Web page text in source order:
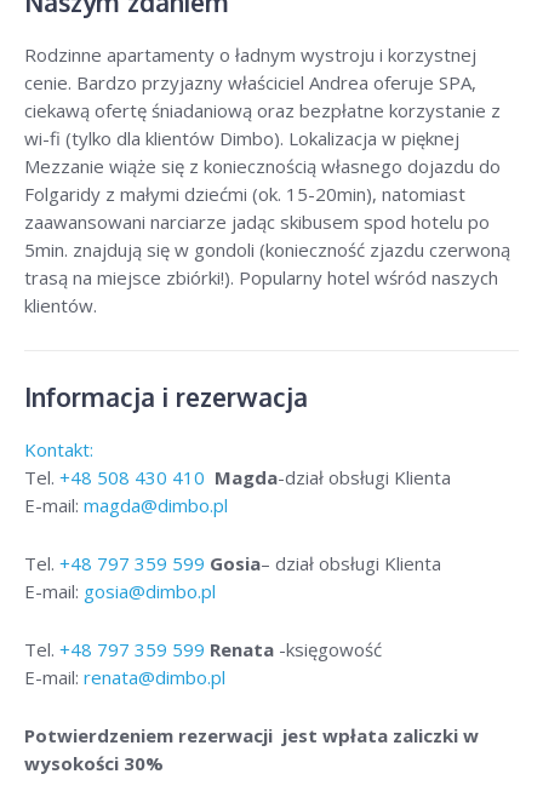
Rodzinne apartamenty o ładnym wystroju i korzystnej
cenie. Bardzo przyjazny właściciel Andrea oferuje SPA,
ciekawą ofertę śniadaniową oraz bezpłatne korzystanie z
wi-fi (tylko dla klientów Dimbo). Lokalizacja w pięknej
Mezzanie wiąże się z koniecznością własnego dojazdu do
Folgaridy z małymi dziećmi (ok. 15-20min), natomiast
zaawansowani narciarze jadąc skibusem spod hotelu po
5min. znajdują się w gondoli (konieczność zjazdu czerwoną
trasą na miejsce zbiórki!). Popularny hotel wśród naszych
klientów.
Informacja i rezerwacja
Kontakt:
Tel. +48 508 430 410 Magda-dział obsługi Klienta
E-mail: magda@dimbo.pl
Tel. +48 797 359 599 Gosia– dział obsługi Klienta
E-mail: gosia@dimbo.pl
Tel. +48 797 359 599 Renata -księgowość
E-mail: renata@dimbo.pl
Potwierdzeniem rezerwacji jest wpłata zaliczki w
wysokości 30%